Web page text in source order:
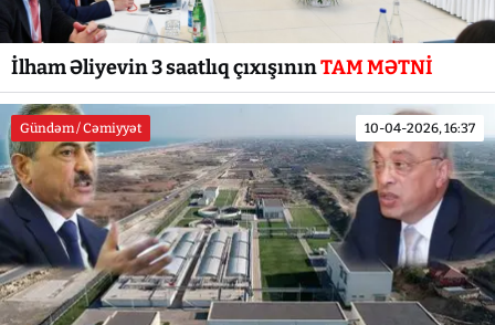
İlham Əliyevin 3 saatlıq çıxışınınTAM MƏTNİ
Gündəm / Cəmiyyət 10-04-2026, 16:37